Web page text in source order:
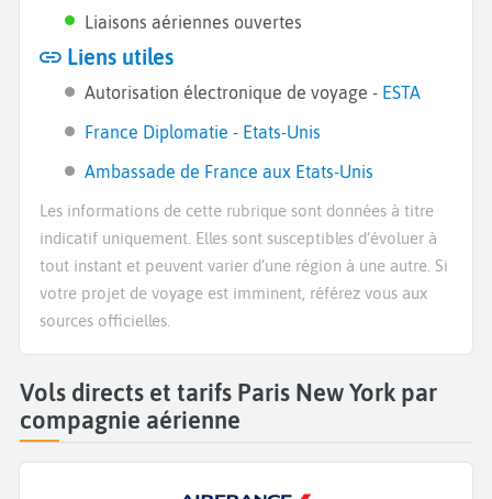
Liaisons aériennes ouvertes
Liens utiles
Autorisation électronique de voyage - ESTA
France Diplomatie - Etats-Unis
Ambassade de France aux Etats-Unis
Les informations de cette rubrique sont données à titre
indicatif uniquement. Elles sont susceptibles d’évoluer à
tout instant et peuvent varier d’une région à une autre. Si
votre projet de voyage est imminent, référez vous aux
sources officielles.
Vols directs et tarifs Paris New York par
compagnie aérienne